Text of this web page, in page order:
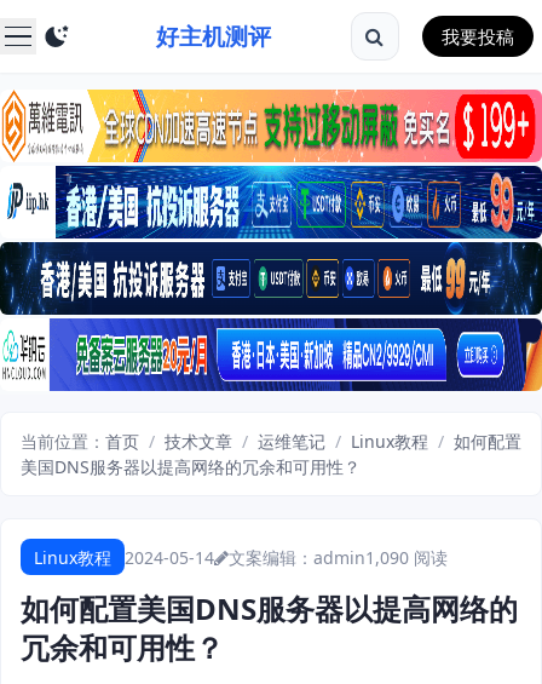
好主机测评 我要投稿
当前位置： 首页 / 技术文章 / 运维笔记 / Linux教程 / 如何配置
美国DNS服务器以提高网络的冗余和可用性？
Linux教程 2024-05-14 文案编辑：admin1,090 阅读
如何配置美国DNS服务器以提高网络的
冗余和可用性？